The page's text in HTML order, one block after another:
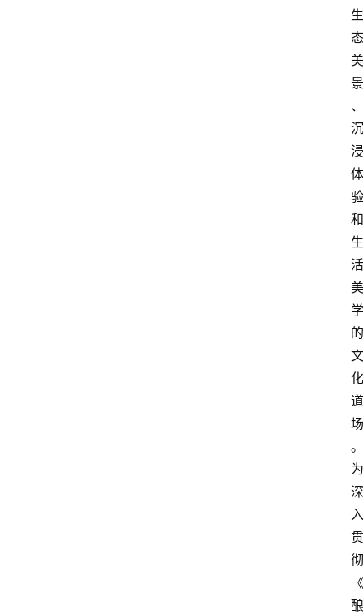
生
态
美
景
、
沉
浸
体
验
和
生
活
美
学
的
文
化
道
场
。
为
深
入
贯
彻
《
酿